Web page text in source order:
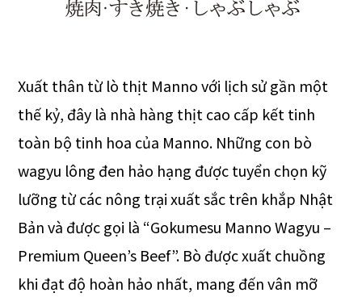
Xuất thân từ lò thịt Manno với lịch sử gần một
thế kỷ, đây là nhà hàng thịt cao cấp kết tinh
toàn bộ tinh hoa của Manno. Những con bò
wagyu lông đen hảo hạng được tuyển chọn kỹ
lưỡng từ các nông trại xuất sắc trên khắp Nhật
Bản và được gọi là “Gokumesu Manno Wagyu –
Premium Queen’s Beef”. Bò được xuất chuồng
khi đạt độ hoàn hảo nhất, mang đến vân mỡ